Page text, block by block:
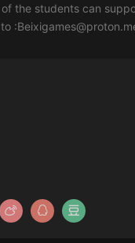
the students can
: